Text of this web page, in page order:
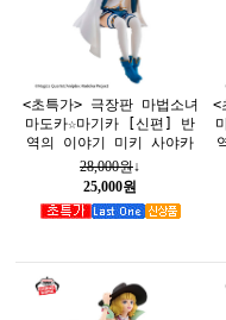
<초특가> 극장판 마법소녀
마도카☆마기카 [신편] 반
역의 이야기 미키 사야카
28,000원↓
25,000원
<